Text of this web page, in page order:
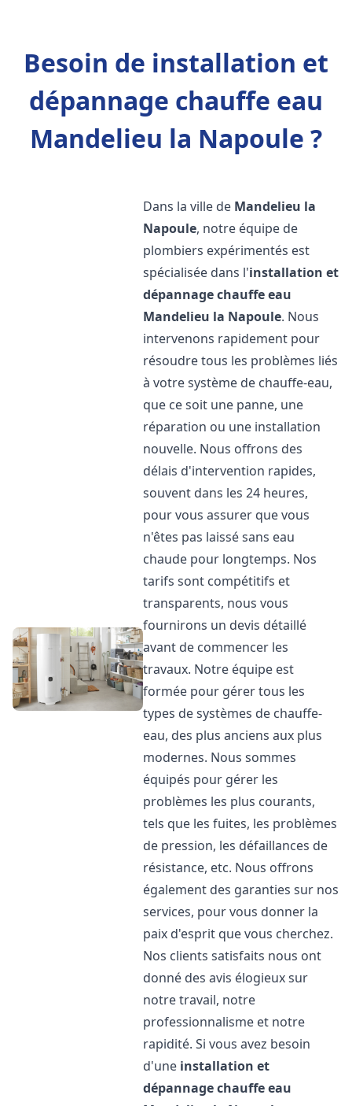
Besoin de installation et
dépannage chauffe eau
Mandelieu la Napoule ?
Dans la ville de Mandelieu la
Napoule, notre équipe de
plombiers expérimentés est
spécialisée dans l'installation et
dépannage chauffe eau
Mandelieu la Napoule. Nous
intervenons rapidement pour
résoudre tous les problèmes liés
à votre système de chauffe-eau,
que ce soit une panne, une
réparation ou une installation
nouvelle. Nous offrons des
délais d'intervention rapides,
souvent dans les 24 heures,
pour vous assurer que vous
n'êtes pas laissé sans eau
chaude pour longtemps. Nos
tarifs sont compétitifs et
transparents, nous vous
fournirons un devis détaillé
avant de commencer les
travaux. Notre équipe est
formée pour gérer tous les
types de systèmes de chauffe-
eau, des plus anciens aux plus
modernes. Nous sommes
équipés pour gérer les
problèmes les plus courants,
tels que les fuites, les problèmes
de pression, les défaillances de
résistance, etc. Nous offrons
également des garanties sur nos
services, pour vous donner la
paix d'esprit que vous cherchez.
Nos clients satisfaits nous ont
donné des avis élogieux sur
notre travail, notre
professionnalisme et notre
rapidité. Si vous avez besoin
d'une installation et
dépannage chauffe eau